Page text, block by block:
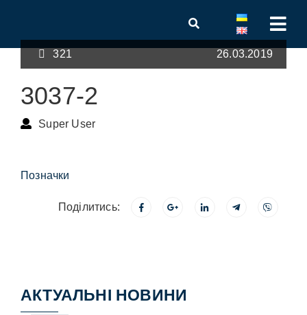
321 26.03.2019
3037-2
Super User
Позначки
Поділитись:
АКТУАЛЬНІ НОВИНИ